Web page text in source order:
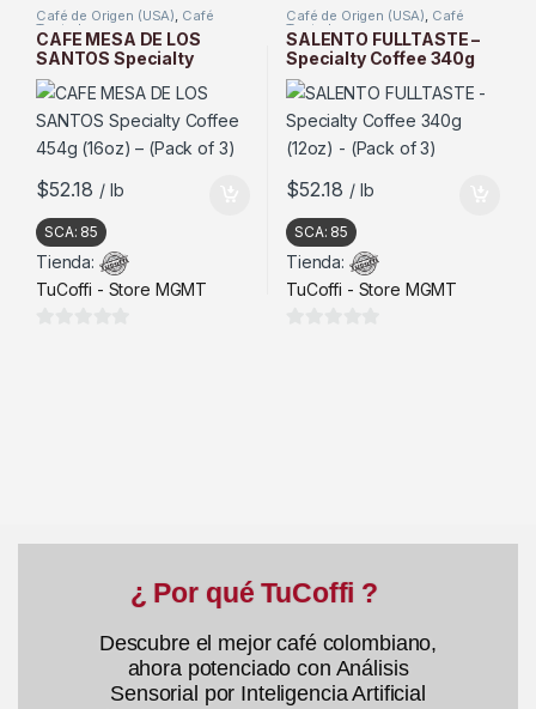
d
e
5
d
e
5
Café de Origen (USA), Café
Tostado
CAFE MESA DE LOS
SANTOS Specialty
Coffee 454g (16oz) –
(Pack of 3)
$52.18 / lb
SCA: 85
Tienda:
TuCoffi - Store MGMT
Café de Origen (USA), Café
Tostado
SALENTO FULLTASTE –
Specialty Coffee 340g
(12oz) – (Pack of 3)
$52.18 / lb
SCA: 85
Tienda:
TuCoffi - Store MGMT
¿ Por qué TuCoffi ?
Descubre el mejor café colombiano,
ahora potenciado con Análisis
Sensorial por Inteligencia Artificial